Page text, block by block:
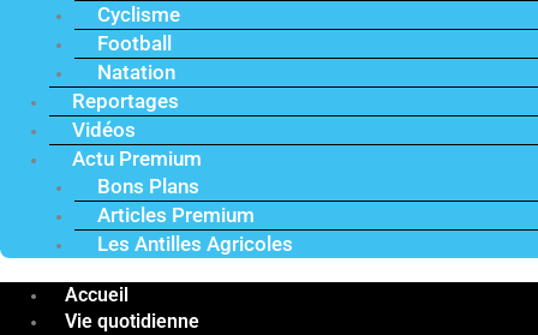
Cyclisme
Football
Natation
Reportages
Vidéos
Actu Premium
Bons Plans
Articles Premium
Les Antilles Agricoles
Accueil
Vie quotidienne